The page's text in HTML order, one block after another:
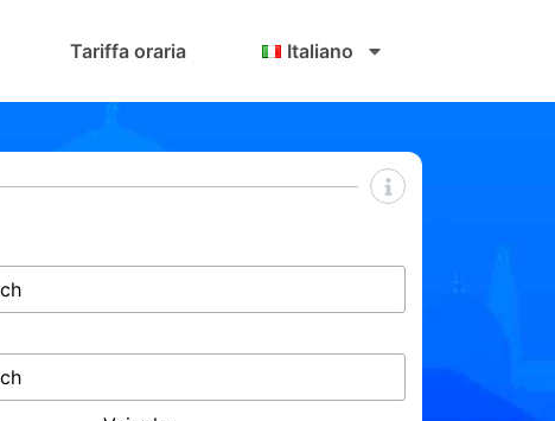
Tariffa oraria Italiano